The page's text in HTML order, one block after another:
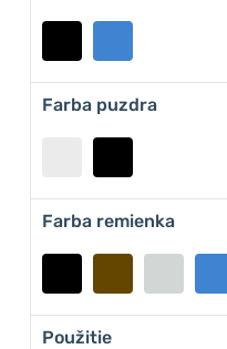
Farba puzdra
Farba remienka
Použitie